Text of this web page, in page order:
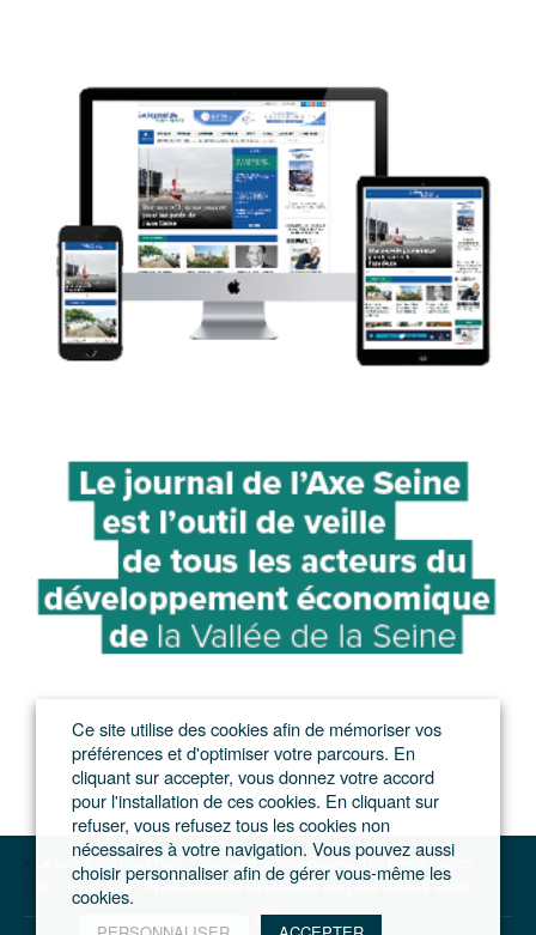
Le journal du Grand Paris – L'actualité du développement de l'Ile-de-France
Hydrogène : Hyliko développe un site dédié aux poids lourds à Villabé
Ce site utilise des cookies afin de mémoriser vos
préférences et d'optimiser votre parcours. En
cliquant sur accepter, vous donnez votre accord
pour l'installation de ces cookies. En cliquant sur
refuser, vous refusez tous les cookies non
nécessaires à votre navigation. Vous pouvez aussi
choisir personnaliser afin de gérer vous-même les
cookies.